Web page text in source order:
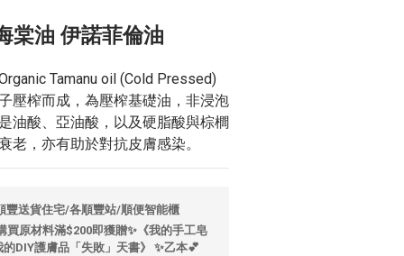
棠油 伊諾菲倫油
Tamanu oil (Cold Pressed)
壓榨而成，為壓榨基礎油，非浸泡
油酸、亞油酸，以及硬脂酸與棕櫚
老，亦有助於對抗皮膚感染。
豐送貨住宅/各順豐站/順便智能櫃
原材料滿$200即獲贈✨《我的手工皂
DIY護膚品「失敗」天書》 ✨乙本💕